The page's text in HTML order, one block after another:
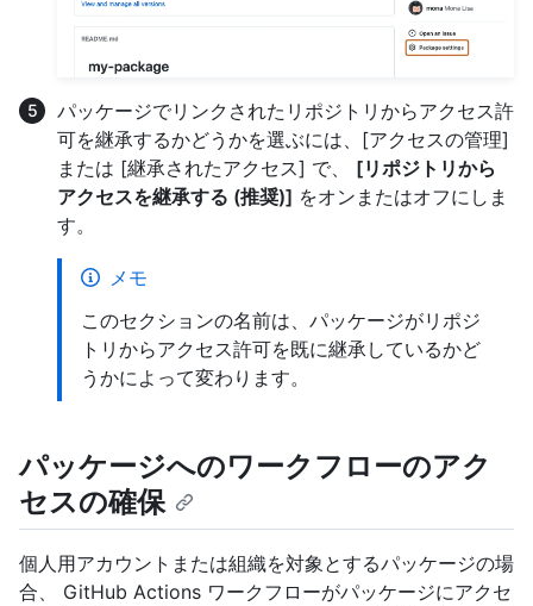
パッケージでリンクされたリポジトリからアクセス許
可を継承するかどうかを選ぶには、[アクセスの管理]
または [継承されたアクセス] で、 [リポジトリから
アクセスを継承する (推奨)] をオンまたはオフにしま
す。
メモ
このセクションの名前は、パッケージがリポジ
トリからアクセス許可を既に継承しているかど
うかによって変わります。
パッケージへのワークフローのアク
セスの確保
個人用アカウントまたは組織を対象とするパッケージの場
合、 GitHub Actions ワークフローがパッケージにアクセ